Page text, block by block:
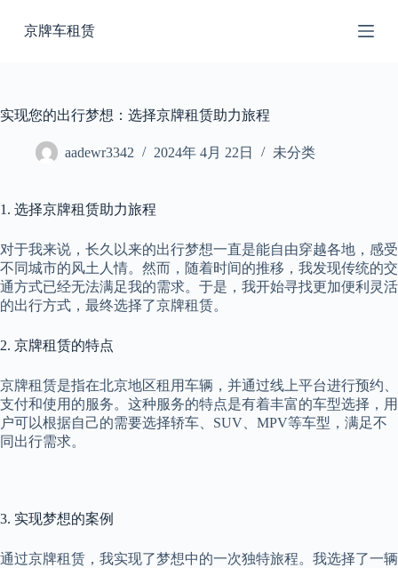
过
京牌车租赁
实现您的出行梦想：选择京牌租赁助力旅程
aadewr3342 2024年 4月 22日 未分类
1. 选择京牌租赁助力旅程
对于我来说，长久以来的出行梦想一直是能自由穿越各地，感受
不同城市的风土人情。然而，随着时间的推移，我发现传统的交
通方式已经无法满足我的需求。于是，我开始寻找更加便利灵活
的出行方式，最终选择了京牌租赁。
2. 京牌租赁的特点
京牌租赁是指在北京地区租用车辆，并通过线上平台进行预约、
支付和使用的服务。这种服务的特点是有着丰富的车型选择，用
户可以根据自己的需要选择轿车、SUV、MPV等车型，满足不
同出行需求。
3. 实现梦想的案例
通过京牌租赁，我实现了梦想中的一次独特旅程。我选择了一辆